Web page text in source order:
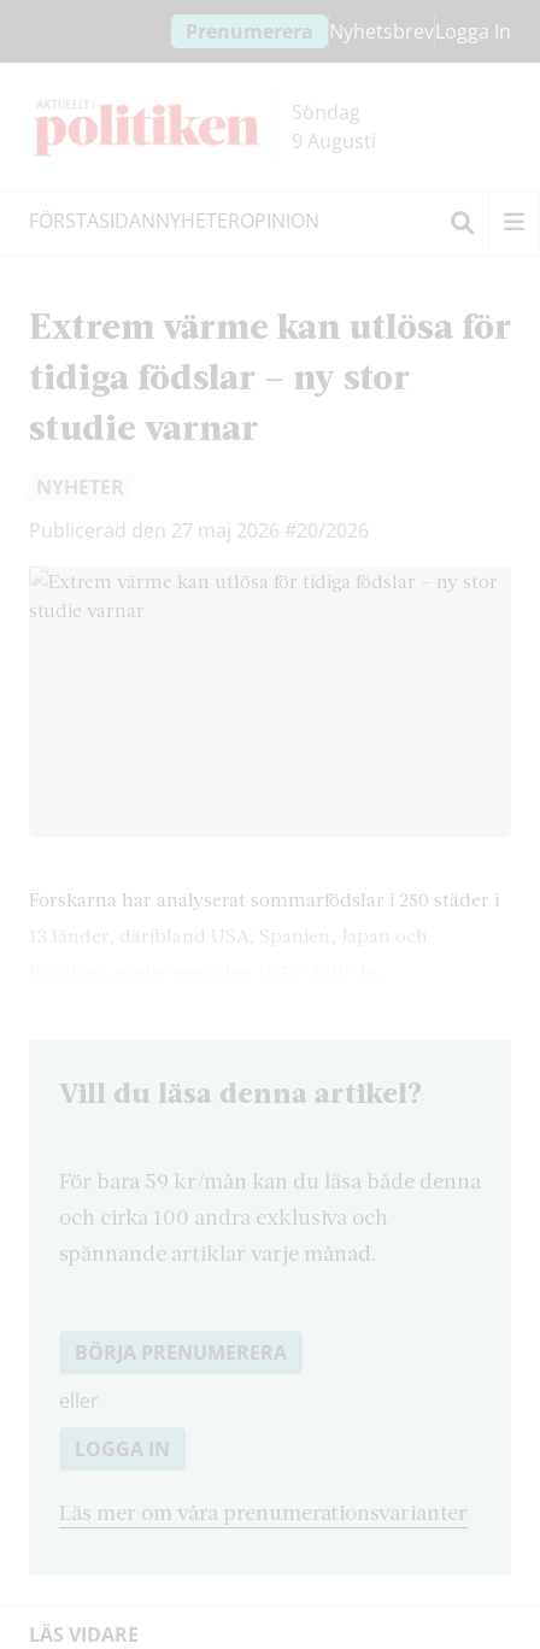
innehållet
headern
Prenumerera NyhetsbrevLogga In
Söndag
9 Augusti
FÖRSTASIDANNYHETEROPINION
Extrem värme kan utlösa för
tidiga födslar – ny stor
studie varnar
NYHETER
Publicerad den 27 maj 2026 #20/2026
Forskarna har analyserat sommarfödslar i 250 städer i
13 länder, däribland USA, Spanien, Japan och
Vill du läsa denna artikel?
För bara 59 kr/mån kan du läsa både denna
och cirka 100 andra exklusiva och
spännande artiklar varje månad.
BÖRJA PRENUMERERA
eller
LOGGA IN
Läs mer om våra prenumerationsvarianter
LÄS VIDARE